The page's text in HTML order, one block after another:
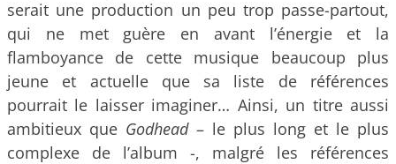
serait une production un peu trop passe-partout,
qui ne met guère en avant l’énergie et la
flamboyance de cette musique beaucoup plus
jeune et actuelle que sa liste de références
pourrait le laisser imaginer… Ainsi, un titre aussi
ambitieux que Godhead– le plus long et le plus
complexe de l’album -, malgré les références